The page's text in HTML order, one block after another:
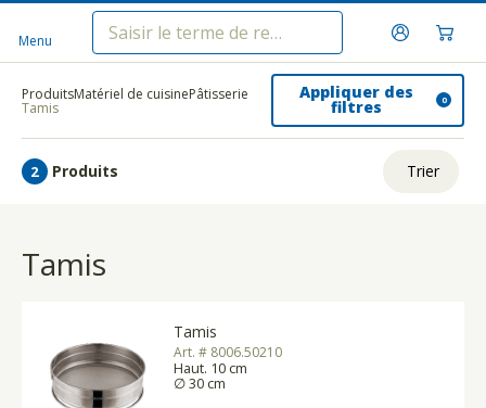
Menu
ProduitsMatériel de cuisinePâtisserie
Tamis
Appliquer des
filtres 0
2 Produits Trier
Tamis
Tamis
Art. # 8006.50210
Haut. 10 cm
∅ 30 cm